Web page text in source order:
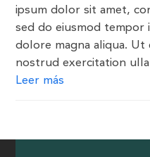
ipsum dolor sit amet,
sed do eiusmod
dolore magna aliqua. Ut
nostrud exercitation
Leer más